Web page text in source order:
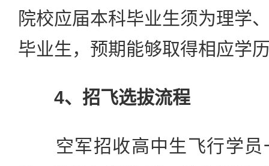
院校应届本科毕业生须为理学
毕业生，预期能够取得相应学
4、招飞选拔流程
空军招收高中生飞行学员